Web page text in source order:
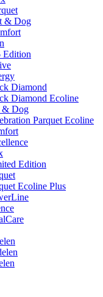
& Dog
Edition
Diamond
Diamond Ecoline
& Dog
Parquet Ecoline​
Edition
Ecoline Plus